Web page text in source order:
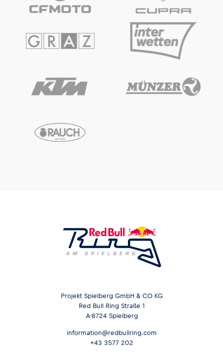
Projekt Spielberg GmbH & CO KG
Red Bull Ring Straße 1
A-8724 Spielberg
information@redbullring.com
+43 3577 202